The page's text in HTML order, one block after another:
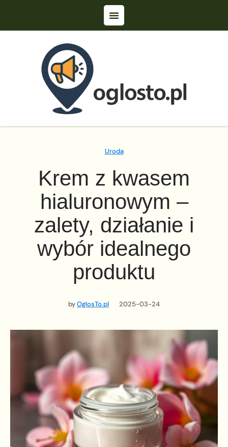
Uroda
Krem z kwasem
hialuronowym –
zalety, działanie i
wybór idealnego
produktu
byOglosTo.pl 2025-03-24